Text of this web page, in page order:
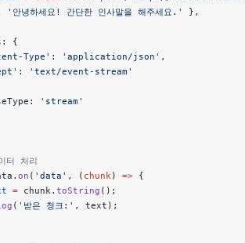
'안녕하세요! 간단한 인사말을 해주세요.'
},
{
Type'
: 'application/json' ,
:
'text/event-stream'
'stream'
터 처리
on ( 'data' , ( chunk ) => {
= chunk. toString ();
( '받은 청크:' , text);